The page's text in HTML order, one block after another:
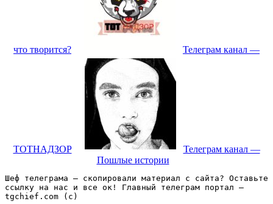
что творится? Телеграм канал —
ТОТНАДЗОР
Телеграм канал —
Пошлые истории
Шеф телеграма – скопировали материал с сайта? Оставьте
ссылку на нас и все ок! Главный телеграм портал –